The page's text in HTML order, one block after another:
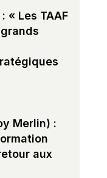
« Les TAAF
Merlin) :
aux